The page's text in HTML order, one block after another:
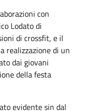
con
Lodato di
di crossfit, e il
realizzazione di un
dai giovani
della festa
evidente sin dal